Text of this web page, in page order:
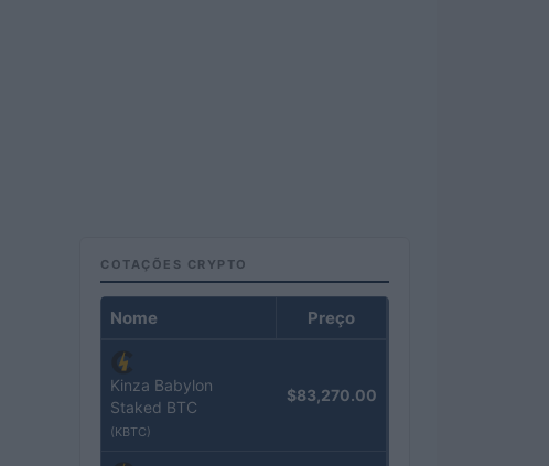
COTAÇÕES CRYPTO
Nome Preço
Kinza Babylon
Staked BTC
(KBTC)
$83,270.00